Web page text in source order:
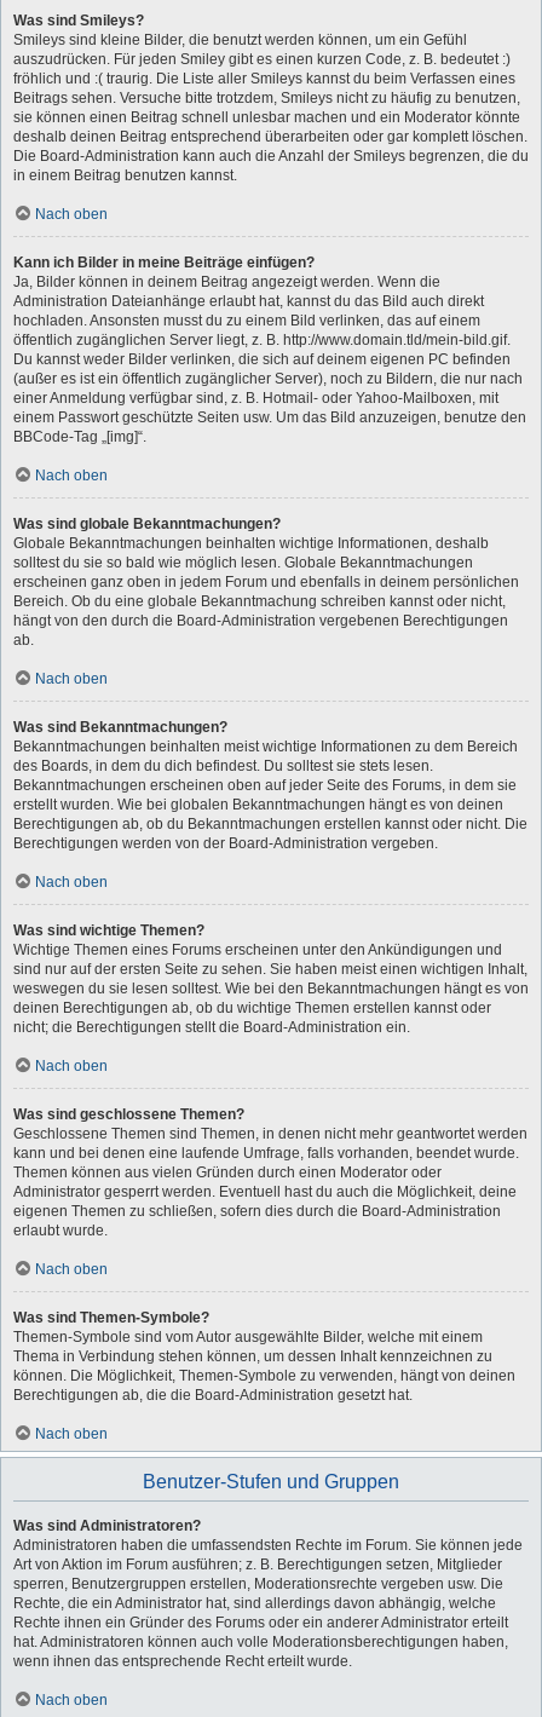
Was sind Smileys?
Smileys sind kleine Bilder, die benutzt werden können, um ein Gefühl
auszudrücken. Für jeden Smiley gibt es einen kurzen Code, z. B. bedeutet :)
fröhlich und :( traurig. Die Liste aller Smileys kannst du beim Verfassen eines
Beitrags sehen. Versuche bitte trotzdem, Smileys nicht zu häufig zu benutzen,
sie können einen Beitrag schnell unlesbar machen und ein Moderator könnte
deshalb deinen Beitrag entsprechend überarbeiten oder gar komplett löschen.
Die Board-Administration kann auch die Anzahl der Smileys begrenzen, die du
in einem Beitrag benutzen kannst.
Nach oben
Kann ich Bilder in meine Beiträge einfügen?
Ja, Bilder können in deinem Beitrag angezeigt werden. Wenn die
Administration Dateianhänge erlaubt hat, kannst du das Bild auch direkt
hochladen. Ansonsten musst du zu einem Bild verlinken, das auf einem
öffentlich zugänglichen Server liegt, z. B. http://www.domain.tld/mein-bild.gif.
Du kannst weder Bilder verlinken, die sich auf deinem eigenen PC befinden
(außer es ist ein öffentlich zugänglicher Server), noch zu Bildern, die nur nach
einer Anmeldung verfügbar sind, z. B. Hotmail- oder Yahoo-Mailboxen, mit
einem Passwort geschützte Seiten usw. Um das Bild anzuzeigen, benutze den
BBCode-Tag „[img]“.
Nach oben
Was sind globale Bekanntmachungen?
Globale Bekanntmachungen beinhalten wichtige Informationen, deshalb
solltest du sie so bald wie möglich lesen. Globale Bekanntmachungen
erscheinen ganz oben in jedem Forum und ebenfalls in deinem persönlichen
Bereich. Ob du eine globale Bekanntmachung schreiben kannst oder nicht,
hängt von den durch die Board-Administration vergebenen Berechtigungen
ab.
Nach oben
Was sind Bekanntmachungen?
Bekanntmachungen beinhalten meist wichtige Informationen zu dem Bereich
des Boards, in dem du dich befindest. Du solltest sie stets lesen.
Bekanntmachungen erscheinen oben auf jeder Seite des Forums, in dem sie
erstellt wurden. Wie bei globalen Bekanntmachungen hängt es von deinen
Berechtigungen ab, ob du Bekanntmachungen erstellen kannst oder nicht. Die
Berechtigungen werden von der Board-Administration vergeben.
Nach oben
Was sind wichtige Themen?
Wichtige Themen eines Forums erscheinen unter den Ankündigungen und
sind nur auf der ersten Seite zu sehen. Sie haben meist einen wichtigen Inhalt,
weswegen du sie lesen solltest. Wie bei den Bekanntmachungen hängt es von
deinen Berechtigungen ab, ob du wichtige Themen erstellen kannst oder
nicht; die Berechtigungen stellt die Board-Administration ein.
Nach oben
Was sind geschlossene Themen?
Geschlossene Themen sind Themen, in denen nicht mehr geantwortet werden
kann und bei denen eine laufende Umfrage, falls vorhanden, beendet wurde.
Themen können aus vielen Gründen durch einen Moderator oder
Administrator gesperrt werden. Eventuell hast du auch die Möglichkeit, deine
eigenen Themen zu schließen, sofern dies durch die Board-Administration
erlaubt wurde.
Nach oben
Was sind Themen-Symbole?
Themen-Symbole sind vom Autor ausgewählte Bilder, welche mit einem
Thema in Verbindung stehen können, um dessen Inhalt kennzeichnen zu
können. Die Möglichkeit, Themen-Symbole zu verwenden, hängt von deinen
Berechtigungen ab, die die Board-Administration gesetzt hat.
Nach oben
Benutzer-Stufen und Gruppen
Was sind Administratoren?
Administratoren haben die umfassendsten Rechte im Forum. Sie können jede
Art von Aktion im Forum ausführen; z. B. Berechtigungen setzen, Mitglieder
sperren, Benutzergruppen erstellen, Moderationsrechte vergeben usw. Die
Rechte, die ein Administrator hat, sind allerdings davon abhängig, welche
Rechte ihnen ein Gründer des Forums oder ein anderer Administrator erteilt
hat. Administratoren können auch volle Moderationsberechtigungen haben,
wenn ihnen das entsprechende Recht erteilt wurde.
Nach oben